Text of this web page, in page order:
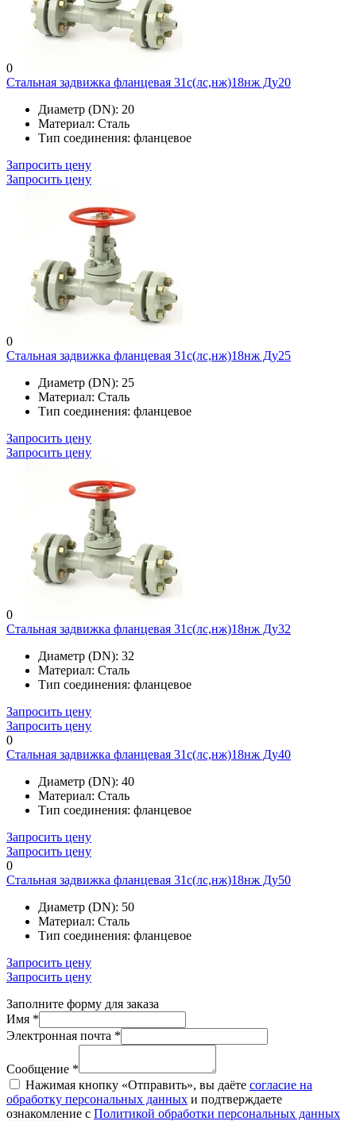
0
Стальная задвижка фланцевая 31с(лс,нж)18нж Ду20
Диаметр (DN): 20
Материал: Сталь
Тип соединения: фланцевое
Запросить цену
Запросить цену
0
Стальная задвижка фланцевая 31с(лс,нж)18нж Ду25
Диаметр (DN): 25
Материал: Сталь
Тип соединения: фланцевое
Запросить цену
Запросить цену
0
Стальная задвижка фланцевая 31с(лс,нж)18нж Ду32
Диаметр (DN): 32
Материал: Сталь
Тип соединения: фланцевое
Запросить цену
Запросить цену
0
Стальная задвижка фланцевая 31с(лс,нж)18нж Ду40
Диаметр (DN): 40
Материал: Сталь
Тип соединения: фланцевое
Запросить цену
Запросить цену
0
Стальная задвижка фланцевая 31с(лс,нж)18нж Ду50
Диаметр (DN): 50
Материал: Сталь
Тип соединения: фланцевое
Запросить цену
Запросить цену
Заполните форму для заказа
Имя *
Электронная почта *
Сообщение *
Нажимая кнопку «Отправить», вы даёте согласие на
обработку персональных данных и подтверждаете
ознакомление с Политикой обработки персональных данных